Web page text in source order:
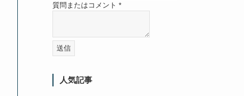
質問またはコメント *
送信
人気記事